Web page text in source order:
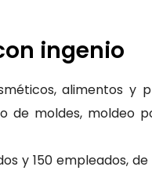
ingenio
alimentos y
moldes, moldeo
y 150 empleados,